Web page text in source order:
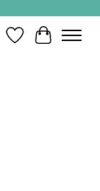
Verlanglijst